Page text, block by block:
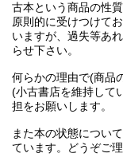
古本という商品の性
原則的に受けつけて
いますが、過失等あ
らせ下さい。
何らかの理由で(商品
(小古書店を維持して
担をお願いします。
また本の状態につい
ています。どうぞご